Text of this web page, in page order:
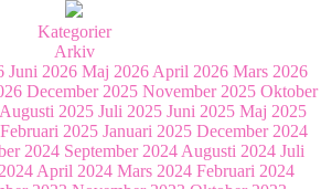
Kategorier
Arkiv
Juni 2026 Maj 2026 April 2026 Mars 2026
December 2025 November 2025 Oktober
Augusti 2025 Juli 2025 Juni 2025 Maj 2025
Februari 2025 Januari 2025 December 2024
2024 September 2024 Augusti 2024 Juli
April 2024 Mars 2024 Februari 2024